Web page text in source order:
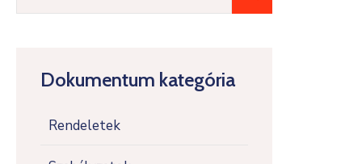
Dokumentum kategória
Rendeletek